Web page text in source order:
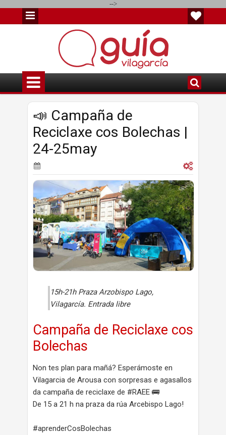
-->
📣 Campaña de
Reciclaxe cos Bolechas |
24-25may
15h-21h Praza Arzobispo Lago,
Vilagarcía. Entrada libre
Campaña de Reciclaxe cos
Bolechas
Non tes plan para mañá? Esperámoste en
Vilagarcia de Arousa con sorpresas e agasallos
da campaña de reciclaxe de #RAEE 🚌
De 15 a 21 h na praza da rúa Arcebispo Lago!
#aprenderCosBolechas